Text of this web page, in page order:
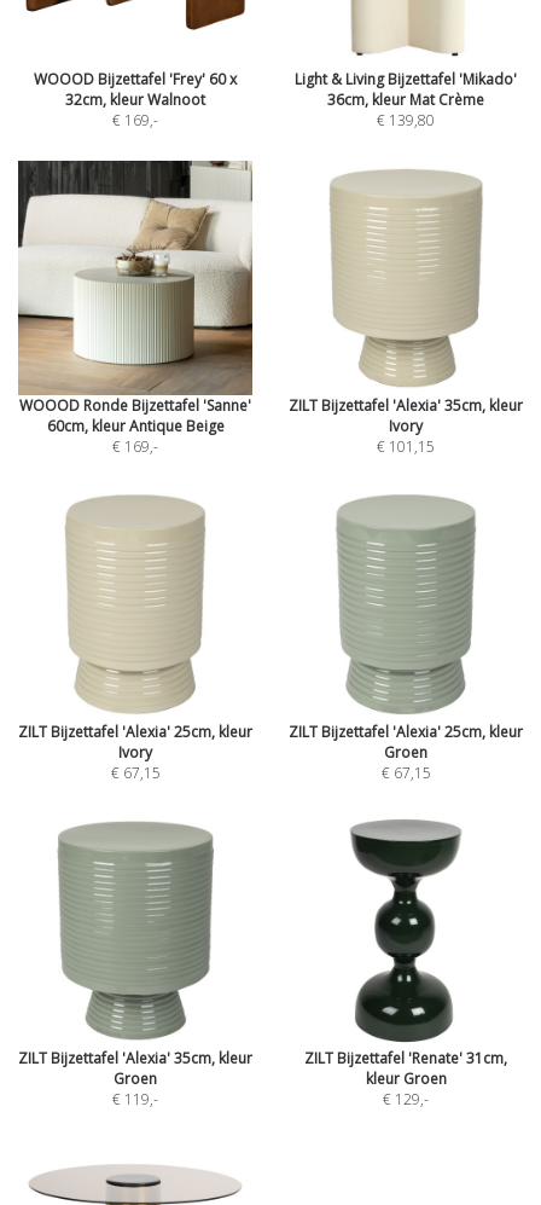
WOOOD Bijzettafel 'Frey' 60 x
32cm, kleur Walnoot
€ 169,-
Light & Living Bijzettafel 'Mikado'
36cm, kleur Mat Crème
€ 139,80
WOOOD Ronde Bijzettafel 'Sanne'
60cm, kleur Antique Beige
€ 169,-
ZILT Bijzettafel 'Alexia' 35cm, kleur
Ivory
€ 101,15
ZILT Bijzettafel 'Alexia' 25cm, kleur
Ivory
€ 67,15
ZILT Bijzettafel 'Alexia' 25cm, kleur
Groen
€ 67,15
ZILT Bijzettafel 'Alexia' 35cm, kleur
Groen
€ 119,-
ZILT Bijzettafel 'Renate' 31cm,
kleur Groen
€ 129,-